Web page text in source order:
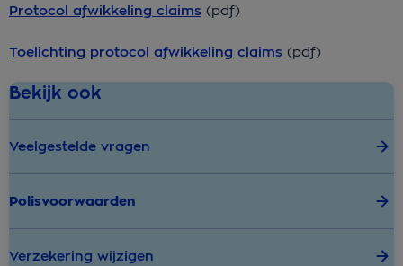
Protocol afwikkeling claims (pdf)
Toelichting protocol afwikkeling claims (pdf)
Bekijk ook
Veelgestelde vragen
Polisvoorwaarden
Verzekering wijzigen